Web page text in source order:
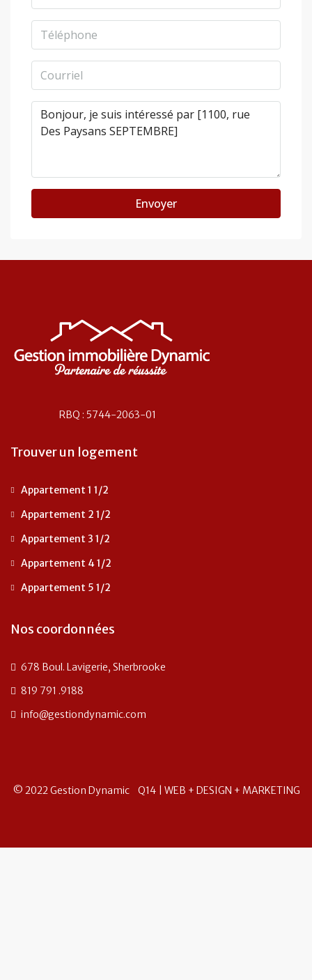
Envoyer
RBQ : 5744-2063-01
Trouver un logement
Appartement 1 1/2
Appartement 2 1/2
Appartement 3 1/2
Appartement 4 1/2
Appartement 5 1/2
Nos coordonnées
678 Boul. Lavigerie, Sherbrooke
819 791 .9188
info@gestiondynamic.com
© 2022 Gestion Dynamic Q14 | WEB + DESIGN + MARKETING